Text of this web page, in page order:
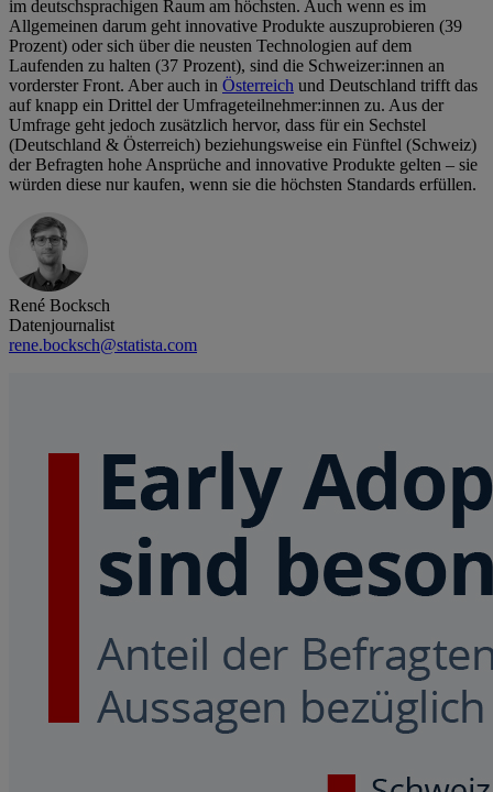
im deutschsprachigen Raum am höchsten. Auch wenn es im
Allgemeinen darum geht innovative Produkte auszuprobieren (39
Prozent) oder sich über die neusten Technologien auf dem
Laufenden zu halten (37 Prozent), sind die Schweizer:innen an
vorderster Front. Aber auch in Österreich und Deutschland trifft das
auf knapp ein Drittel der Umfrageteilnehmer:innen zu. Aus der
Umfrage geht jedoch zusätzlich hervor, dass für ein Sechstel
(Deutschland & Österreich) beziehungsweise ein Fünftel (Schweiz)
der Befragten hohe Ansprüche and innovative Produkte gelten – sie
würden diese nur kaufen, wenn sie die höchsten Standards erfüllen.
René Bocksch
Datenjournalist
rene.bocksch@statista.com